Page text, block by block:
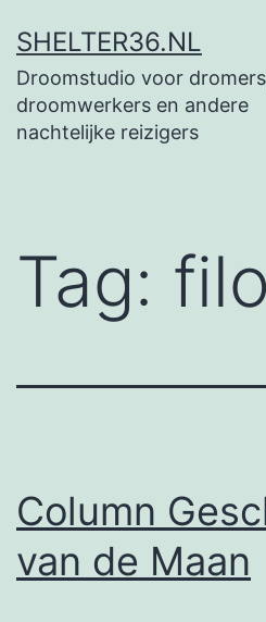
naar
de
inhoud
SHELTER36.NL
Droomstudio voor
droomwerkers en andere
nachtelijke reizigers
Tag:
Column
van de Maan